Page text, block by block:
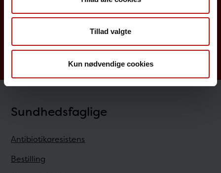
Tillad valgte
Kun nødvendige cookies
MiBa, HAIBA og det digitale infektionsberedskab
Sundhedsfaglige
Antibiotikaresistens
Bestilling